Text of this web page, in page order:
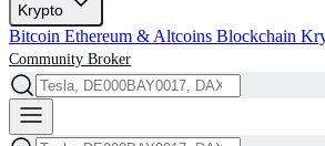
Krypto
Bitcoin Ethereum & Altcoins Blockchain
Community Broker